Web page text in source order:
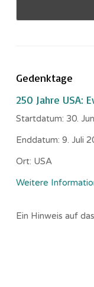
Gedenktage
250 Jahre USA:
Startdatum: 30.
Enddatum: 9. Juli
Ort: USA
Weitere
Ein Hinweis auf